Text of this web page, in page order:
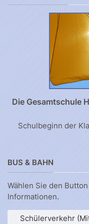
Die Gesamtschule
Schulbeginn der
BUS & BAHN
Wählen Sie den
Informationen.
Schülerverkehr